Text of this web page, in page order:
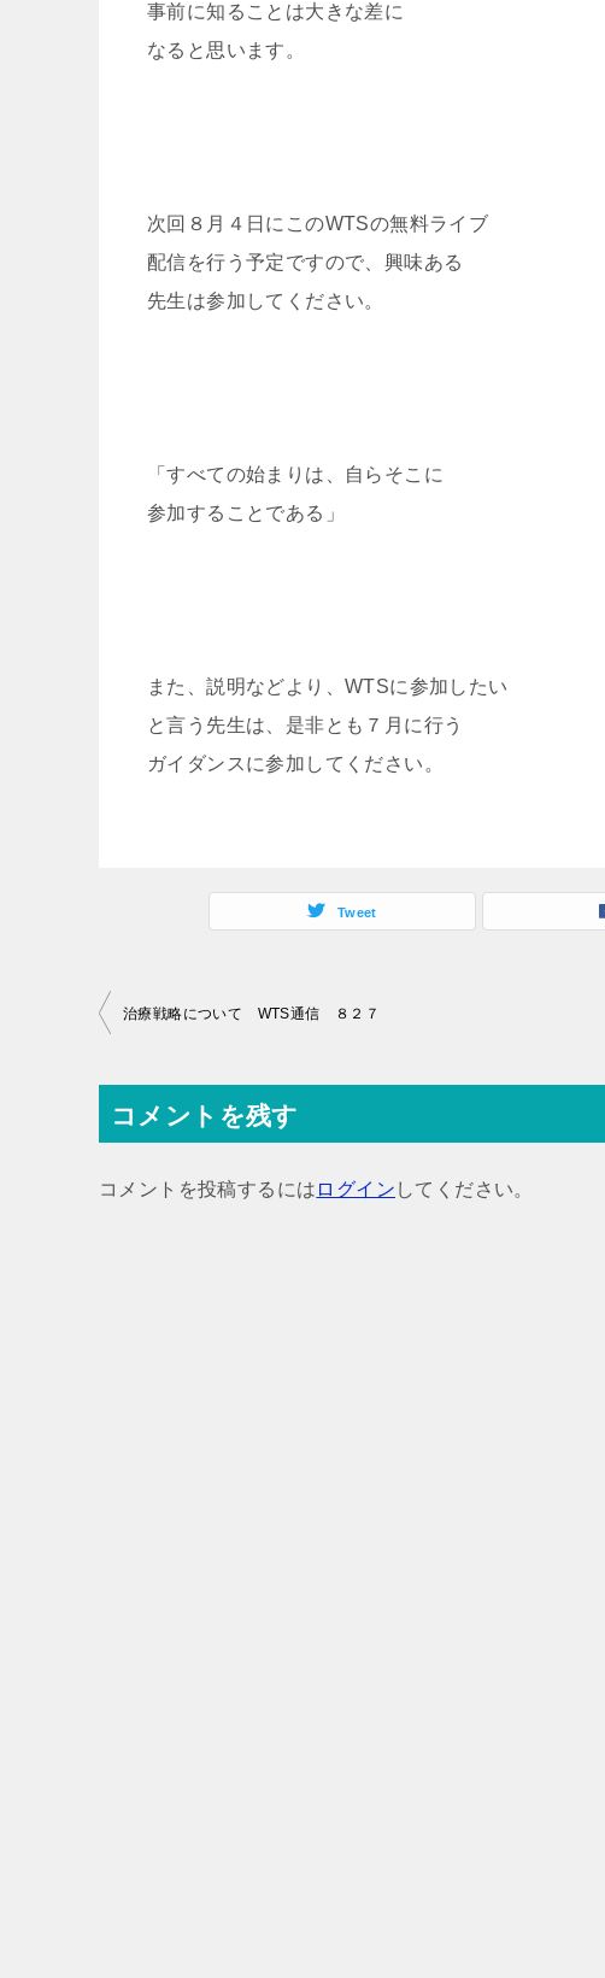
事前に知ることは大きな差に
なると思います。
次回８月４日にこのWTSの無料ライブ
配信を行う予定ですので、興味ある
先生は参加してください。
「すべての始まりは、自らそこに
参加することである」
また、説明などより、WTSに参加したい
と言う先生は、是非とも７月に行う
ガイダンスに参加してください。
Tweet
投
ナ
ビ
ー
治療戦略について WTS通信 ８２７
コメントを残す
コメントを投稿するには ログイン してください。